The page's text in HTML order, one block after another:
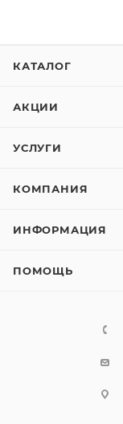
КАТАЛОГ
АКЦИИ
УСЛУГИ
КОМПАНИЯ
ИНФОРМАЦИЯ
ПОМОЩЬ